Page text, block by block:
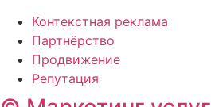
Контекстная реклама
Партнёрство
Продвижение
Репутация